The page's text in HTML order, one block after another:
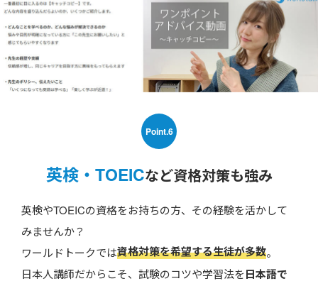
Point.6
英検・TOEICなど資格対策も強み
英検やTOEICの資格をお持ちの方、その経験を活かして
みませんか？
ワールドトークでは資格対策を希望する生徒が多数。
日本人講師だからこそ、試験のコツや学習法を日本語で